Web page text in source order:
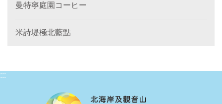
曼特寧庭園コーヒー
米詩堤極北藍點
:::